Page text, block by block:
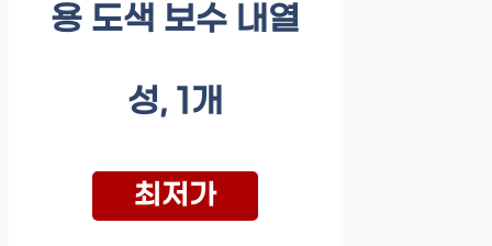
용 도색 보수 내열
성, 1개
최저가